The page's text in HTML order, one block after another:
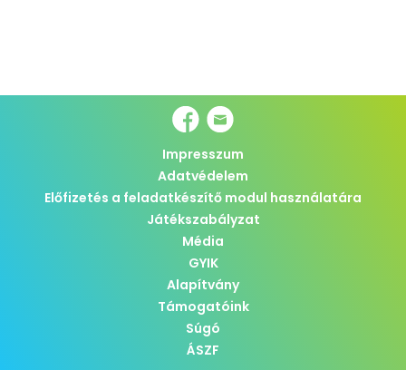
Impresszum
Adatvédelem
Előfizetés a feladatkészítő modul használatára
Játékszabályzat
Média
GYIK
Alapítvány
Támogatóink
Súgó
ÁSZF